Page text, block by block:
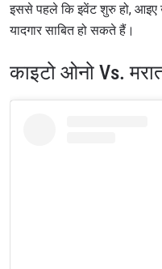
इससे पहले कि इवेंट शुरु हो, आइए
यादगार साबित हो सकते हैं।
काइटो ओनो Vs.